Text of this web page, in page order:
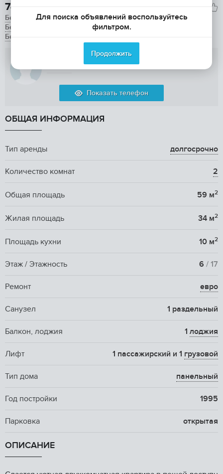
74 000
Без залога
Без комиссии
Без предоплаты
Мой Квадрат
Показать телефон
ОБЩАЯ ИНФОРМАЦИЯ
Тип аренды долгосрочно
Количество комнат 2
Общая площадь 59 м2
Жилая площадь 34 м2
Площадь кухни 10 м2
Этаж / Этажность 6 / 17
Ремонт евро
Санузел 1 раздельный
Балкон, лоджия 1 лоджия
Лифт 1 пассажирский и 1 грузовой
Тип дома панельный
Год постройки 1995
Парковка открытая
ОПИСАНИЕ
Для поиска объявлений воспользуйтесь
фильтром.
Продолжить